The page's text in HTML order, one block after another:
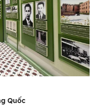
Quốc